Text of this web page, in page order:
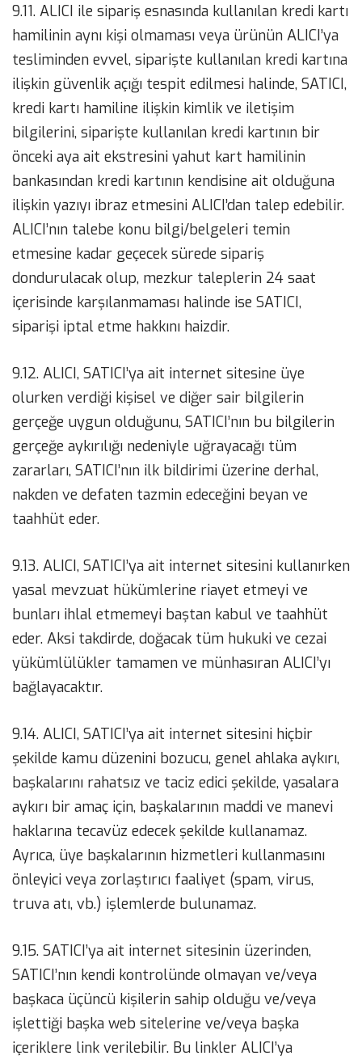
9.11. ALICI ile sipariş esnasında kullanılan kredi kartı
hamilinin aynı kişi olmaması veya ürünün ALICI’ya
tesliminden evvel, siparişte kullanılan kredi kartına
ilişkin güvenlik açığı tespit edilmesi halinde, SATICI,
kredi kartı hamiline ilişkin kimlik ve iletişim
bilgilerini, siparişte kullanılan kredi kartının bir
önceki aya ait ekstresini yahut kart hamilinin
bankasından kredi kartının kendisine ait olduğuna
ilişkin yazıyı ibraz etmesini ALICI’dan talep edebilir.
ALICI’nın talebe konu bilgi/belgeleri temin
etmesine kadar geçecek sürede sipariş
dondurulacak olup, mezkur taleplerin 24 saat
içerisinde karşılanmaması halinde ise SATICI,
siparişi iptal etme hakkını haizdir.
9.12. ALICI, SATICI’ya ait internet sitesine üye
olurken verdiği kişisel ve diğer sair bilgilerin
gerçeğe uygun olduğunu, SATICI’nın bu bilgilerin
gerçeğe aykırılığı nedeniyle uğrayacağı tüm
zararları, SATICI’nın ilk bildirimi üzerine derhal,
nakden ve defaten tazmin edeceğini beyan ve
taahhüt eder.
9.13. ALICI, SATICI’ya ait internet sitesini kullanırken
yasal mevzuat hükümlerine riayet etmeyi ve
bunları ihlal etmemeyi baştan kabul ve taahhüt
eder. Aksi takdirde, doğacak tüm hukuki ve cezai
yükümlülükler tamamen ve münhasıran ALICI’yı
bağlayacaktır.
9.14. ALICI, SATICI’ya ait internet sitesini hiçbir
şekilde kamu düzenini bozucu, genel ahlaka aykırı,
başkalarını rahatsız ve taciz edici şekilde, yasalara
aykırı bir amaç için, başkalarının maddi ve manevi
haklarına tecavüz edecek şekilde kullanamaz.
Ayrıca, üye başkalarının hizmetleri kullanmasını
önleyici veya zorlaştırıcı faaliyet (spam, virus,
truva atı, vb.) işlemlerde bulunamaz.
9.15. SATICI’ya ait internet sitesinin üzerinden,
SATICI’nın kendi kontrolünde olmayan ve/veya
başkaca üçüncü kişilerin sahip olduğu ve/veya
işlettiği başka web sitelerine ve/veya başka
içeriklere link verilebilir. Bu linkler ALICI’ya